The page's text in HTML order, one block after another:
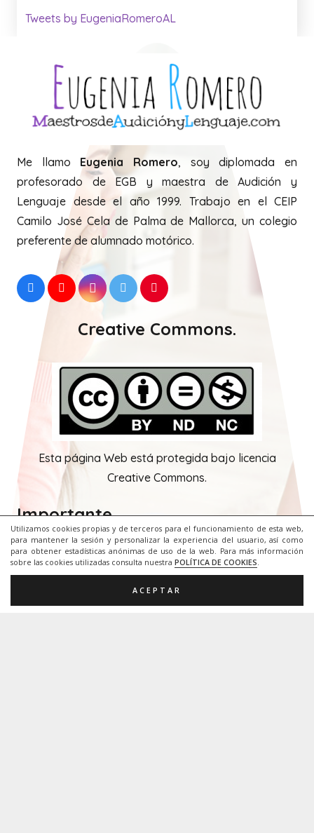
Utilizamos cookies propias y de terceros para el funcionamiento de esta web,
para mantener la sesión y personalizar la experiencia del usuario, así como
para obtener estadísticas anónimas de uso de la web. Para más información
sobre las cookies utilizadas consulta nuestra POLÍTICA DE COOKIES.
ACEPTAR
Tweets by EugeniaRomeroAL
Me llamo Eugenia Romero, soy diplomada en
profesorado de EGB y maestra de Audición y
Lenguaje desde el año 1999. Trabajo en el CEIP
Camilo José Cela de Palma de Mallorca, un colegio
preferente de alumnado motórico.
Creative Commons.
Esta página Web está protegida bajo licencia
Creative Commons.
Importante.
La utilización de los recursos que pongo en esta
página web son de caracter gratuito y abierto,
siempre y cuando se trate de un uso educativo no